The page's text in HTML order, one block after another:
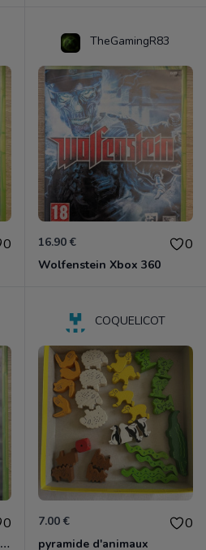
0
TheGamingR83
16.90 € 0
Wolfenstein Xbox 360
0
Dragon Ball Raging Blast 2 Xbox 360
COQUELICOT
7.00 € 0
pyramide d'animaux